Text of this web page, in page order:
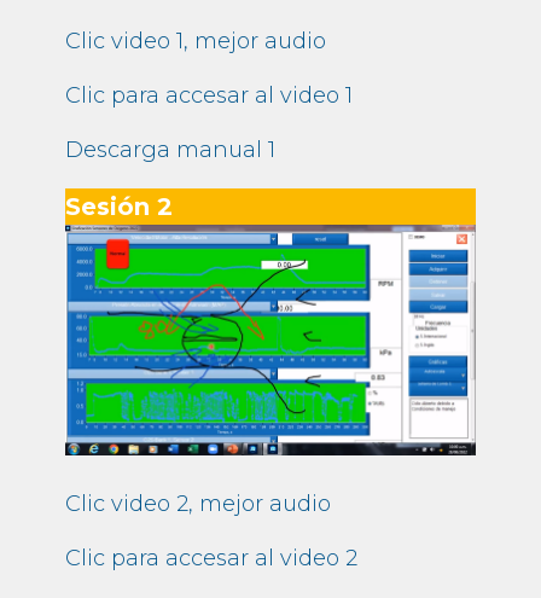
Clic video 1, mejor audio
Clic para accesar al video 1
Descarga manual 1
Sesión 2
Clic video 2, mejor audio
Clic para accesar al video 2